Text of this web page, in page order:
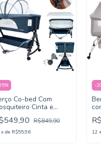
%
Co-bed Com
Cinta e
Ajuste Rápido
Azul - KaBaby
R$849,90
xde R$55,96
-
12